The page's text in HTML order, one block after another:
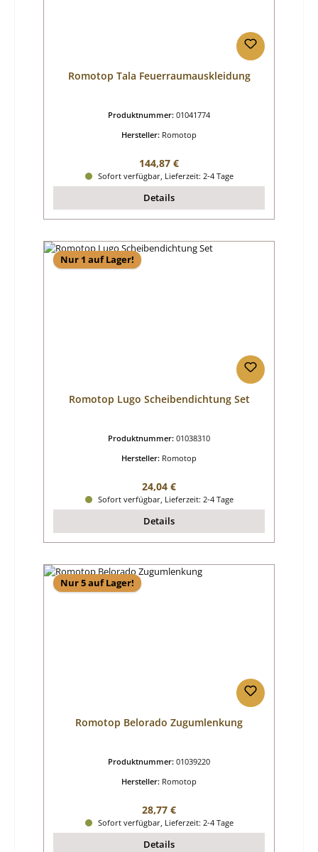
Romotop Tala Feuerraumauskleidung
Produktnummer: 01041774
Hersteller: Romotop
Regulärer Preis:
144,87 €
Sofort verfügbar, Lieferzeit: 2-4 Tage
Details
Nur 1 auf Lager!
Romotop Lugo Scheibendichtung Set
Produktnummer: 01038310
Hersteller: Romotop
Regulärer Preis:
24,04 €
Sofort verfügbar, Lieferzeit: 2-4 Tage
Details
Nur 5 auf Lager!
Romotop Belorado Zugumlenkung
Produktnummer: 01039220
Hersteller: Romotop
Regulärer Preis:
28,77 €
Sofort verfügbar, Lieferzeit: 2-4 Tage
Details